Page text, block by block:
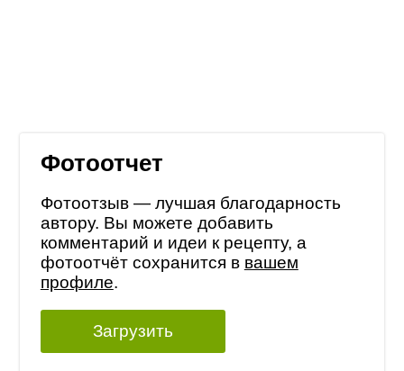
Фотоотчет
Фотоотзыв — лучшая благодарность
автору. Вы можете добавить
комментарий и идеи к рецепту, а
фотоотчёт сохранится в вашем
профиле.
Загрузить